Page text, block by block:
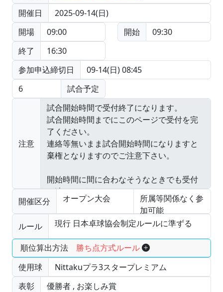
開催日
2025-09-14(日)
開場
09:00 開始
09:30
終了
16:30
参加申込締切日
09-14(日) 08:45
6
試合予定
注意
開催区分 オープン大会
所属等関係なく参
加可能
ルール
現行 日本卓球協会制定ルールに準ずる
順位算出方法 勝ち点方式ルール
使用球
Nittakuプラ3スタープレミアム
表彰
優勝者 , お楽しみ賞